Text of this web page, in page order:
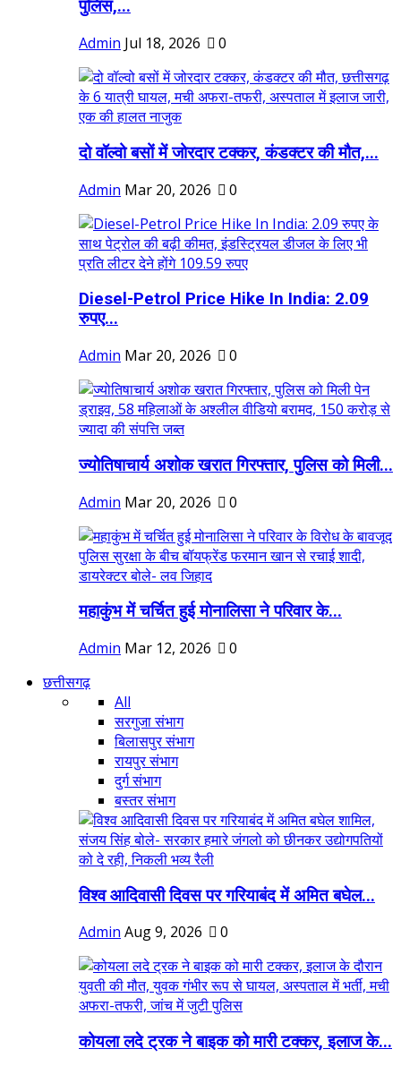
पुलिस,...
Admin Jul 18, 2026 0
दो वॉल्वो बसों में जोरदार टक्कर, कंडक्टर की मौत,...
Admin Mar 20, 2026 0
Diesel-Petrol Price Hike In India: 2.09
रुपए...
Admin Mar 20, 2026 0
ज्योतिषाचार्य अशोक खरात गिरफ्तार, पुलिस को मिली...
Admin Mar 20, 2026 0
महाकुंभ में चर्चित हुई मोनालिसा ने परिवार के...
Admin Mar 12, 2026
0
छत्तीसगढ़
All
सरगुजा संभाग
बिलासपुर संभाग
रायपुर संभाग
दुर्ग संभाग
बस्तर संभाग
विश्व आदिवासी दिवस पर गरियाबंद में अमित बघेल...
Admin Aug 9, 2026 0
कोयला लदे ट्रक ने बाइक को मारी टक्कर, इलाज के...